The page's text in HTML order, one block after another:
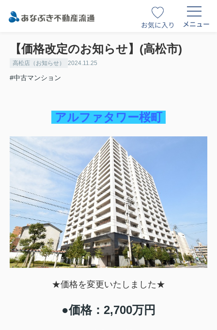
お気に入り メニュー
【価格改定のお知らせ】(高松市)
高松店（お知らせ） 2024.11.25
#中古マンション
アルファタワー桜町
★価格を変更いたしました★
●価格：2,700万円